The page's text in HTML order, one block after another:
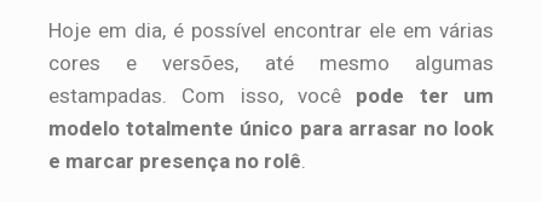
Hoje em dia, é possível encontrar ele em várias
cores e versões, até mesmo algumas
estampadas. Com isso, você pode ter um
modelo totalmente único para arrasar no look
e marcar presença no rolê.